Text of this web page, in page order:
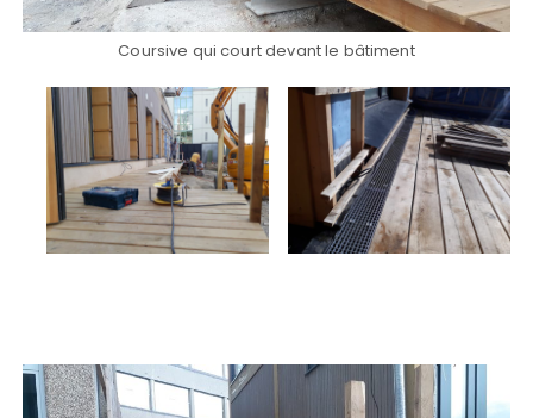
Coursive qui court devant le bâtiment